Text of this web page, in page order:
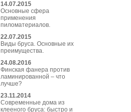
14.07.2015
Основные сфера
применения
пиломатериалов.
22.07.2015
Виды бруса. Основные их
преимущества.
24.08.2016
Финская фанера против
ламинированной – что
лучше?
23.11.2014
Современные дома из
клееного бруса: быстро и